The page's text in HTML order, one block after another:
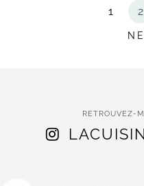
1 2
RETROUVEZ-